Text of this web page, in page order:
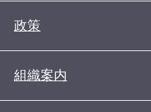
政策
組織案内